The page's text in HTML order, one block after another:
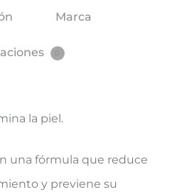
Marca
la piel.
una fórmula que reduce
y previene su